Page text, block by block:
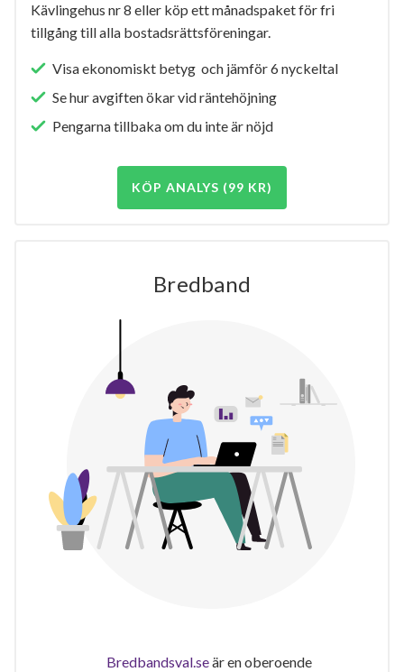
Kävlingehus nr 8 eller köp ett månadspaket för fri
tillgång till alla bostadsrättsföreningar.
Visa ekonomiskt betyg och jämför 6 nyckeltal
Se hur avgiften ökar vid räntehöjning
Pengarna tillbaka om du inte är nöjd
KÖP ANALYS (99 KR)
Bredband
Bredbandsval.seär en oberoende